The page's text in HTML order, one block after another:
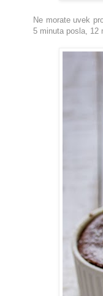
Ne morate uvek
5 minuta posla, 12